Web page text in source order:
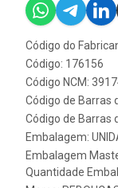
Código do
Código: 176156
Código NCM:
Código de Barras
Código de Barras
Embalagem:
Embalagem
Quantidade